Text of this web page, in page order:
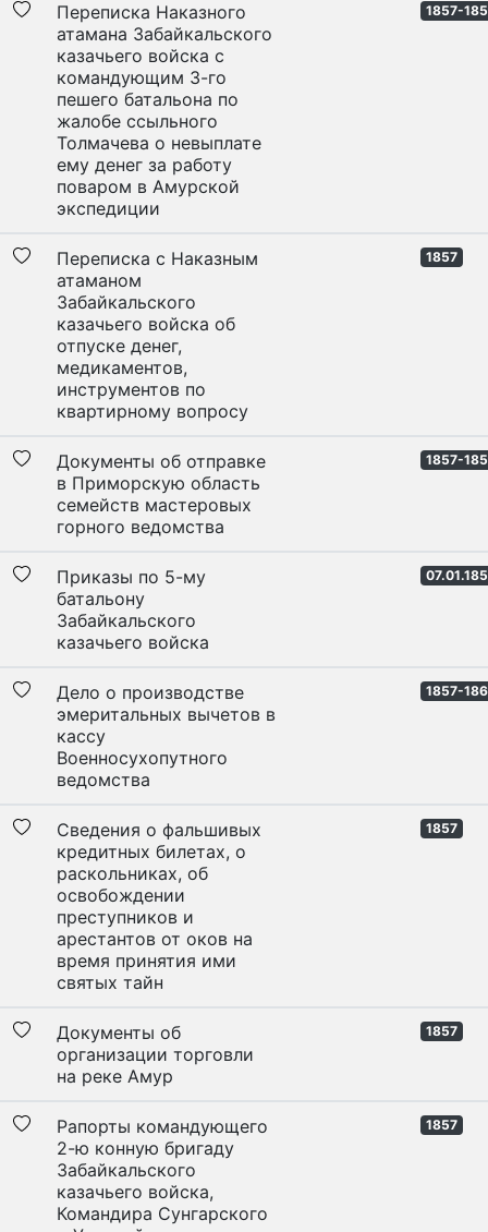
Переписка Наказного
атамана Забайкальского
казачьего войска с
командующим 3-го
пешего батальона по
жалобе ссыльного
Толмачева о невыплате
ему денег за работу
поваром в Амурской
экспедиции
1857-
Переписка с Наказным
атаманом
Забайкальского
казачьего войска об
отпуске денег,
медикаментов,
инструментов по
квартирному вопросу
1857
Документы об отправке
в Приморскую область
семейств мастеровых
горного ведомства
1857-
Приказы по 5-му
батальону
Забайкальского
казачьего войска
Дело о производстве
эмеритальных вычетов в
кассу
Военносухопутного
ведомства
1857-
Сведения о фальшивых
кредитных билетах, о
раскольниках, об
освобождении
преступников и
арестантов от оков на
время принятия ими
святых тайн
1857
Документы об
организации торговли
на реке Амур
1857
Рапорты командующего
2-ю конную бригаду
Забайкальского
казачьего войска,
Командира Сунгарского
1857